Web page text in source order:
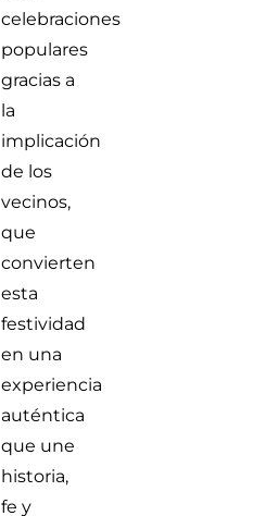
celebraciones
populares
gracias a
la
implicación
de los
vecinos,
que
convierten
esta
festividad
en una
experiencia
auténtica
que une
historia,
fe y